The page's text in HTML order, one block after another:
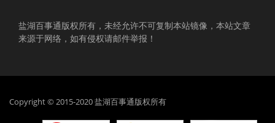
盐湖百事通版权所有，未经允许不可复制本站镜像，本站文章
来源于网络，如有侵权请邮件举报！
Copyright © 2015-2020 盐湖百事通版权所有